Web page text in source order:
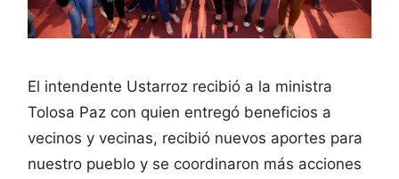
El intendente Ustarroz recibió a la ministra
Tolosa Paz con quien entregó beneficios a
vecinos y vecinas, recibió nuevos aportes para
nuestro pueblo y se coordinaron más acciones